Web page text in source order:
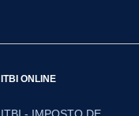
ITBI ONLINE